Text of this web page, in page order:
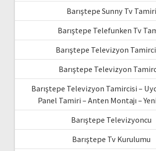
Barıştepe Sunny Tv Tamiri
Barıştepe Telefunken Tv
Barıştepe Televizyon
Barıştepe Televizyon
Barıştepe Televizyon Tamircisi –
Panel Tamiri – Anten Montajı –
Barıştepe Televizyoncu
Barıştepe Tv Kurulumu